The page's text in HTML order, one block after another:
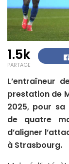
1.5k
PARTAGE
L’entraîneur
prestation de
2025, pour
de quatre
d’aligner
à Strasbourg.